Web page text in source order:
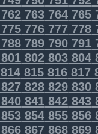
762 763 764 765
775 776 777 778
788 789 790 791
801 802 803 804
814 815 816 817
827 828 829 830
840 841 842 843
853 854 855 856
866 867 868 869